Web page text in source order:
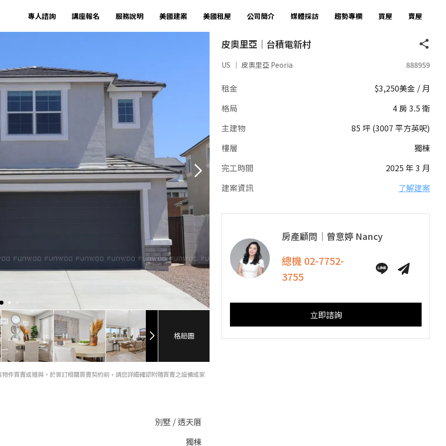
格局圖
件買賣或贈與。於簽訂相關買賣契約前，請您詳細確認附隨買賣之設備或家
別墅 / 透天厝
獨棟
$3,250美金 / 月
租金
4 房 3.5 衛
格局
85 坪 (3007 平方英呎)
主建物
獨棟
樓層
2025 年 3 月
完工時間
了解建案
建案資訊
皮奧里亞｜台積電新村
US ｜ 皮奧里亞 Peoria 888959
房產顧問｜ 曾意婷 Nancy
總機 02-7752-
3755
立即諮詢
專人諮詢 講座報名 服務說明 美國建案 美國租屋 公司簡介 媒體採訪 趨勢專欄 買屋 賣屋